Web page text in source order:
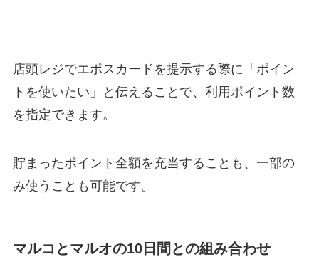
店頭レジでエポスカードを提示する際に「ポイン
トを使いたい」と伝えることで、利用ポイント数
を指定できます。
貯まったポイント全額を充当することも、一部の
み使うことも可能です。
マルコとマルオの10日間との組み合わせ